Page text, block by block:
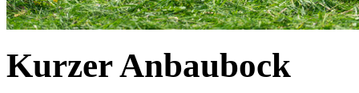
Kurzer Anbaubock